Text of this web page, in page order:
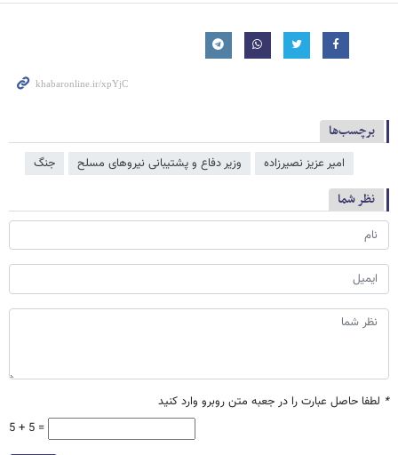
برچسب‌ها
امیر عزیز نصیرزاده وزیر دفاع و پشتیبانی نیروهای مسلح جنگ
نظر شما
* لطفا حاصل عبارت را در جعبه متن روبرو وارد کنید
5 + 5 =